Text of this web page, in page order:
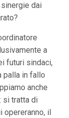
dai
a
futuri sindaci,
palla in fallo
anche
si tratta di
il